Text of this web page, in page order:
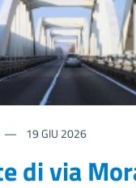
19 GIU 2026
di via